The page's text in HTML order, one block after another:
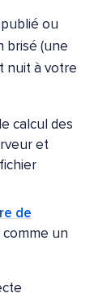
ou
brisé (une
nuit à votre
calcul des
et
de
comme un